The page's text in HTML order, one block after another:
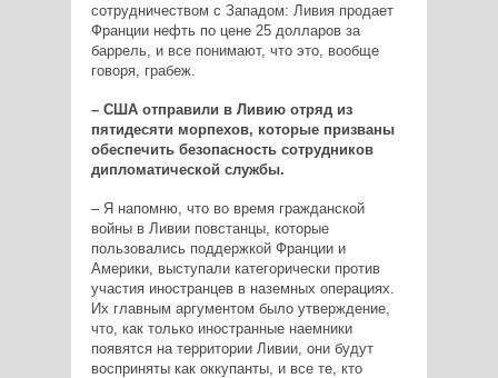
сотрудничеством с Западом: Ливия продает
Франции нефть по цене 25 долларов за
баррель, и все понимают, что это, вообще
говоря, грабеж.
– США отправили в Ливию отряд из
пятидесяти морпехов, которые призваны
обеспечить безопасность сотрудников
дипломатической службы.
– Я напомню, что во время гражданской
войны в Ливии повстанцы, которые
пользовались поддержкой Франции и
Америки, выступали категорически против
участия иностранцев в наземных операциях.
Их главным аргументом было утверждение,
что, как только иностранные наемники
появятся на территории Ливии, они будут
восприняты как оккупанты, и все те, кто